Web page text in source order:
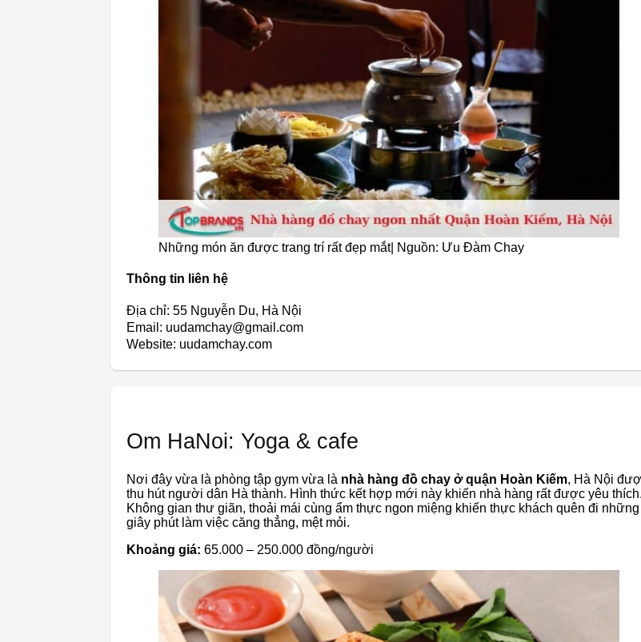
Những món ăn được trang trí rất đẹp mắt| Nguồn: Ưu Đàm Chay
Thông tin liên hệ
Địa chỉ: 55 Nguyễn Du, Hà Nội
Email: uudamchay@gmail.com
Website: uudamchay.com
Om HaNoi: Yoga & cafe
Nơi đây vừa là phòng tập gym vừa là nhà hàng đồ chay ở quận Hoàn Kiếm, Hà Nội
thu hút người dân Hà thành. Hình thức kết hợp mới này khiến nhà hàng rất được yêu thích.
Không gian thư giãn, thoải mái cùng ẩm thực ngon miệng khiến thực khách quên đi những
giây phút làm việc căng thẳng, mệt mỏi.
Khoảng giá: 65.000 – 250.000 đồng/người